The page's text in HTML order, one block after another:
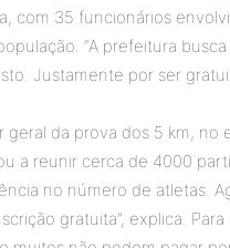
com 35 funcionários
“A prefeitura
Justamente por ser
geral da prova dos 5 km,
a reunir cerca de 4000
no número de atletas.
gratuita”, explica.